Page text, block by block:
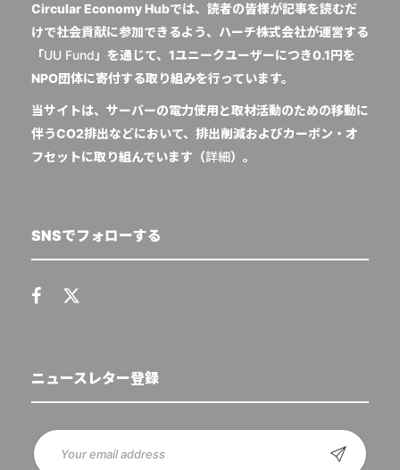
Circular Economy Hubでは、読者の皆様が記事を読むだ
けで社会貢献に参加できるよう、ハーチ株式会社が運営する
「UU Fund 」を通じて、1ユニークユーザーにつき0.1円を
NPO団体に寄付する取り組みを行っています。
当サイトは、サーバーの電力使用と取材活動のための移動に
伴うCO2排出などにおいて、排出削減およびカーボン・オ
フセットに取り組んでいます（詳細）。
SNSでフォローする
ニュースレター登録